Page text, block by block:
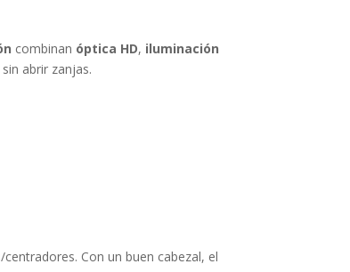
combinan óptica HD, iluminación
abrir zanjas.
Con un buen cabezal, el